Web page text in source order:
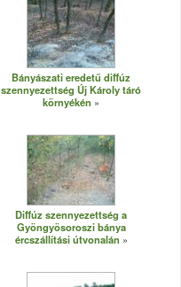
Bányászati eredetű diffúz
szennyezettség Új Károly táró
környékén
Diffúz szennyezettség a
Gyöngyösoroszi bánya
ércszállítási útvonalán